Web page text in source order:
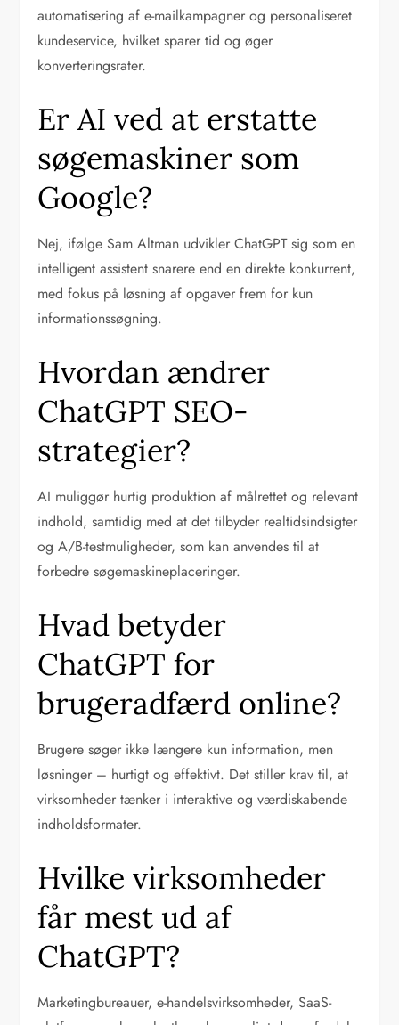
automatisering af e-mailkampagner og personaliseret
kundeservice, hvilket sparer tid og øger
konverteringsrater.
Er AI ved at erstatte
søgemaskiner som
Google?
Nej, ifølge Sam Altman udvikler ChatGPT sig som en
intelligent assistent snarere end en direkte konkurrent,
med fokus på løsning af opgaver frem for kun
informationssøgning.
Hvordan ændrer
ChatGPT SEO-
strategier?
AI muliggør hurtig produktion af målrettet og relevant
indhold, samtidig med at det tilbyder realtidsindsigter
og A/B-testmuligheder, som kan anvendes til at
forbedre søgemaskineplaceringer.
Hvad betyder
ChatGPT for
brugeradfærd online?
Brugere søger ikke længere kun information, men
løsninger – hurtigt og effektivt. Det stiller krav til, at
virksomheder tænker i interaktive og værdiskabende
indholdsformater.
Hvilke virksomheder
får mest ud af
ChatGPT?
Marketingbureauer, e-handelsvirksomheder, SaaS-